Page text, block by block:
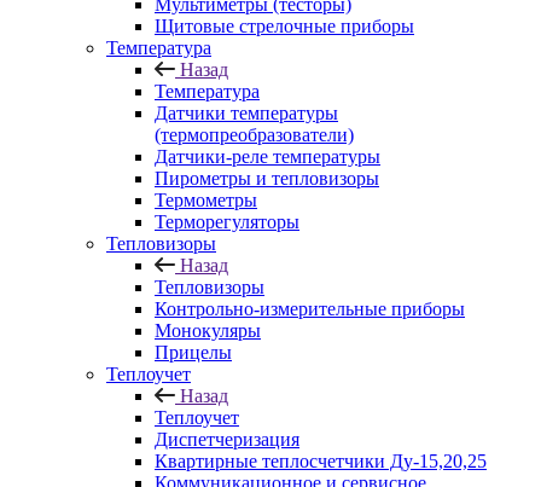
Мультиметры (тесторы)
Щитовые стрелочные приборы
Температура
Назад
Температура
Датчики температуры
(термопреобразователи)
Датчики-реле температуры
Пирометры и тепловизоры
Термометры
Терморегуляторы
Тепловизоры
Назад
Тепловизоры
Контрольно-измерительные приборы
Монокуляры
Прицелы
Теплоучет
Назад
Теплоучет
Диспетчеризация
Квартирные теплосчетчики Ду-15,20,25
Коммуникационное и сервисное